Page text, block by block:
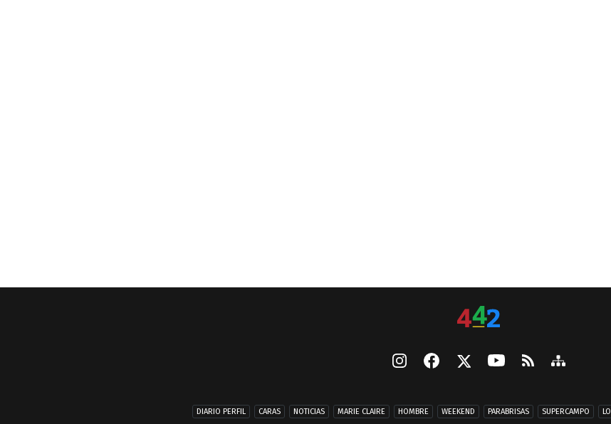
DIARIO PERFIL CARAS NOTICIAS MARIE CLAIRE HOMBRE WEEKEND PARABRISAS SUPERCAMPO